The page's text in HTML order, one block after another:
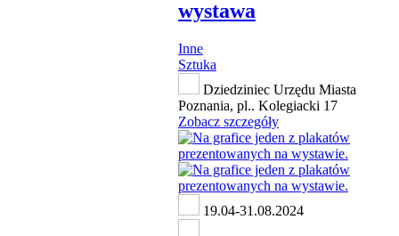
wystawa
Inne
Sztuka
Dziedziniec Urzędu Miasta
Poznania, pl.. Kolegiacki 17
Zobacz szczegóły
19.04-31.08.2024